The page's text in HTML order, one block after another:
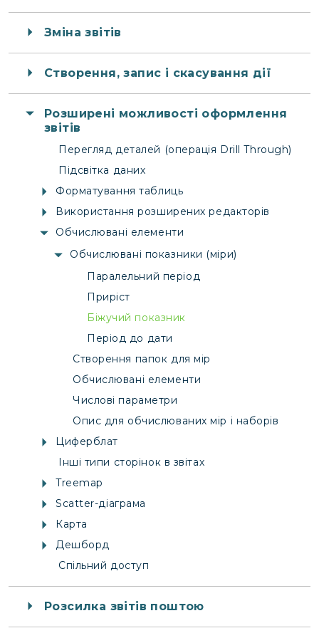
Зміна звітів
Створення, запис і скасування дії
Розширені можливості оформлення
звітів
Перегляд деталей (операція Drill Through)
Підсвітка даних
Форматування таблиць
Використання розширених редакторів
Обчислювані елементи
Обчислювані показники (міри)
Паралельний період
Приріст
Біжучий показник
Період до дати
Створення папок для мір
Обчислювані елементи
Числові параметри
Опис для обчислюваних мір і наборів
Циферблат
Інші типи сторінок в звітах
Treemap
Scatter-діаграма
Карта
Дешборд
Спільний доступ
Розсилка звітів поштою